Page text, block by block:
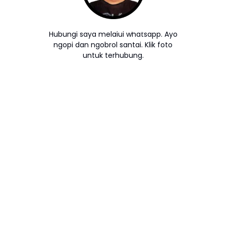
Hubungi saya melalui whatsapp. Ayo
ngopi dan ngobrol santai. Klik foto
untuk terhubung.